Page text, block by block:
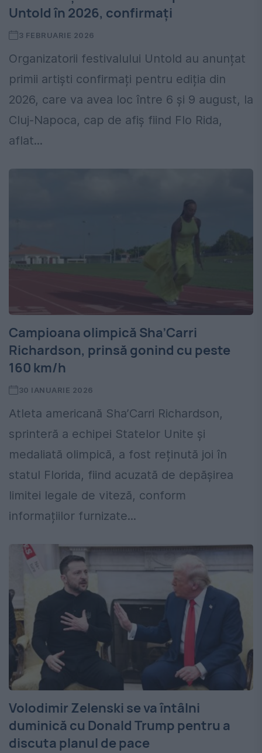
Untold în 2026, confirmați
3 FEBRUARIE 2026
Organizatorii festivalului Untold au anunțat
primii artiști confirmați pentru ediția din
2026, care va avea loc între 6 și 9 august, la
Cluj-Napoca, cap de afiș fiind Flo Rida,
aflat...
Campioana olimpică Sha’Carri
Richardson, prinsă gonind cu peste
160 km/h
30 IANUARIE 2026
Atleta americană Sha’Carri Richardson,
sprinteră a echipei Statelor Unite și
medaliată olimpică, a fost reținută joi în
statul Florida, fiind acuzată de depășirea
limitei legale de viteză, conform
informațiilor furnizate...
Volodimir Zelenski se va întâlni
duminică cu Donald Trump pentru a
discuta planul de pace